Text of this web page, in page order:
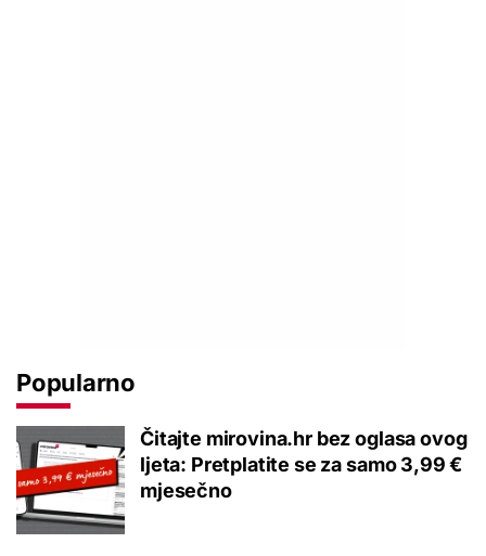
Popularno
Čitajte mirovina.hr bez oglasa ovog
ljeta: Pretplatite se za samo 3,99 €
mjesečno